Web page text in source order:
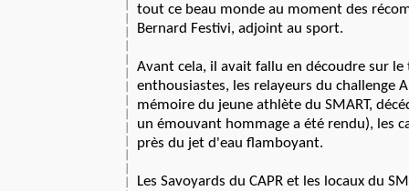
tout ce beau monde au moment des
Bernard Festivi, adjoint au sport.
Avant cela, il avait fallu en découdre sur le
enthousiastes, les relayeurs du challenge
mémoire du jeune athlète du SMART,
un émouvant hommage a été rendu), les
près du jet d'eau flamboyant.
Les Savoyards du CAPR et les locaux du